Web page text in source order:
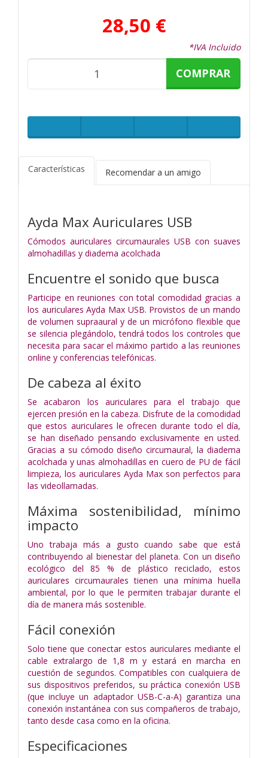
28,50 €
*IVA Incluido
COMPRAR
Características Recomendar a un amigo
Ayda Max Auriculares USB
Cómodos auriculares circumaurales USB con suaves
almohadillas y diadema acolchada
Encuentre el sonido que busca
Participe en reuniones con total comodidad gracias a
los auriculares Ayda Max USB. Provistos de un mando
de volumen supraaural y de un micrófono flexible que
se silencia plegándolo, tendrá todos los controles que
necesita para sacar el máximo partido a las reuniones
online y conferencias telefónicas.
De cabeza al éxito
Se acabaron los auriculares para el trabajo que
ejercen presión en la cabeza. Disfrute de la comodidad
que estos auriculares le ofrecen durante todo el día,
se han diseñado pensando exclusivamente en usted.
Gracias a su cómodo diseño circumaural, la diadema
acolchada y unas almohadillas en cuero de PU de fácil
limpieza, los auriculares Ayda Max son perfectos para
las videollamadas.
Máxima sostenibilidad, mínimo
impacto
Uno trabaja más a gusto cuando sabe que está
contribuyendo al bienestar del planeta. Con un diseño
ecológico del 85 % de plástico reciclado, estos
auriculares circumaurales tienen una mínima huella
ambiental, por lo que le permiten trabajar durante el
día de manera más sostenible.
Fácil conexión
Solo tiene que conectar estos auriculares mediante el
cable extralargo de 1,8 m y estará en marcha en
cuestión de segundos. Compatibles con cualquiera de
sus dispositivos preferidos, su práctica conexión USB
(que incluye un adaptador USB-C-a-A) garantiza una
conexión instantánea con sus compañeros de trabajo,
tanto desde casa como en la oficina.
Especificaciones